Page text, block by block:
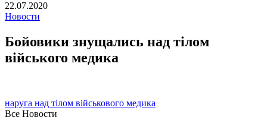
22.07.2020
Новости
Бойовики знущались над тілом
війського медика
наруга над тілом військового медика
Все Новости